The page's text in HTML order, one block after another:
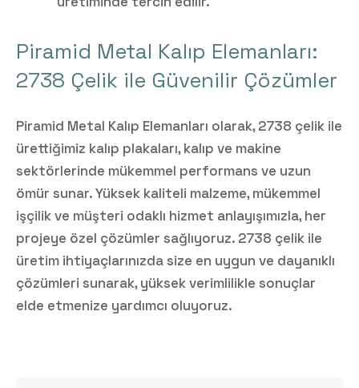
Piramid Metal Kalıp Elemanları:
2738 Çelik ile Güvenilir Çözümler
Piramid Metal Kalıp Elemanları olarak, 2738 çelik ile
ürettiğimiz kalıp plakaları, kalıp ve makine
sektörlerinde mükemmel performans ve uzun
ömür sunar. Yüksek kaliteli malzeme, mükemmel
işçilik ve müşteri odaklı hizmet anlayışımızla, her
projeye özel çözümler sağlıyoruz. 2738 çelik ile
üretim ihtiyaçlarınızda size en uygun ve dayanıklı
çözümleri sunarak, yüksek verimlilikle sonuçlar
elde etmenize yardımcı oluyoruz.